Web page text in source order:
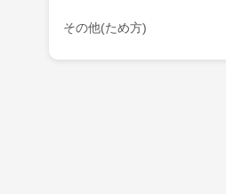
その他(ため方)